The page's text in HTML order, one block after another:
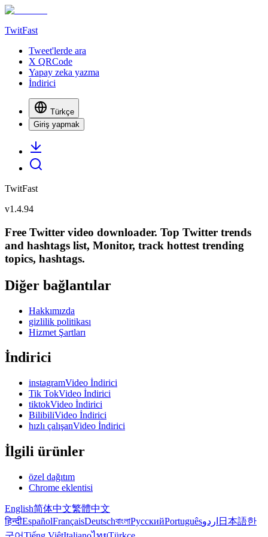
TwitFast
Tweet'lerde ara
X QRCode
Yapay zeka yazma
İndirici
Türkçe
Giriş yapmak
TwitFast
v1.4.94
Free Twitter video downloader. Top Twitter trends
and hashtags list, Monitor, track hottest trending
topics, hashtags.
Diğer bağlantılar
Hakkımızda
gizlilik politikası
Hizmet Şartları
İndirici
instagramVideo İndirici
Tik TokVideo İndirici
tiktokVideo İndirici
BilibiliVideo İndirici
hızlı çalışanVideo İndirici
İlgili ürünler
özel dağıtım
Chrome eklentisi
English简体中文繁體中文
हिन्दीEspañolFrançaisDeutschবাংলাРусскийPortuguêsاردو 日本語한